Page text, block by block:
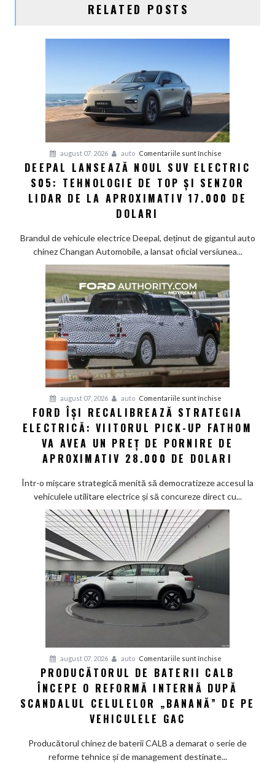
RELATED POSTS
august 07, 2026 auto Comentariile sunt închise
Deepal
lansează
noul
senzor
LiDAR
de
la
aproximativ
17.000
de
DEEPAL LANSEAZĂ NOUL SUV ELECTRIC
S05: TEHNOLOGIE DE TOP ȘI SENZOR
LIDAR DE LA APROXIMATIV 17.000 DE
DOLARI
Brandul de vehicule electrice Deepal, deținut de gigantul auto
chinez Changan Automobile, a lansat oficial versiunea...
august 07, 2026 auto Comentariile sunt închise
Ford
își
recalibrează
electrică:
Viitorul
avea
dolari
FORD ÎȘI RECALIBREAZĂ STRATEGIA
ELECTRICĂ: VIITORUL PICK-UP FATHOM
VA AVEA UN PREȚ DE PORNIRE DE
APROXIMATIV 28.000 DE DOLARI
Într-o mișcare strategică menită să democratizeze accesul la
vehiculele utilitare electrice și să concureze direct cu...
august 07, 2026 auto Comentariile sunt închise
Producătorul
de
baterii
PRODUCĂTORUL DE BATERII CALB
ÎNCEPE O REFORMĂ INTERNĂ DUPĂ
SCANDALUL CELULELOR „BANANĂ” DE PE
VEHICULELE GAC
Producătorul chinez de baterii CALB a demarat o serie de
reforme tehnice și de management destinate...